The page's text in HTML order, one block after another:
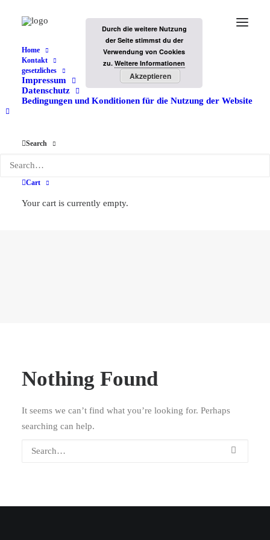
Home
Kontakt
gesetzliches
Impressum
Datenschutz
Bedingungen und Konditionen für die Nutzung der Website
Search
Cart
Your cart is currently empty.
Nothing Found
It seems we can’t find what you’re looking for. Perhaps
searching can help.
Durch die weitere Nutzung
der Seite stimmst du der
Verwendung von Cookies
zu. Weitere Informationen
Akzeptieren